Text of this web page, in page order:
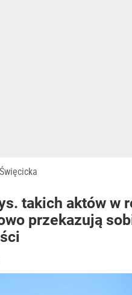
takich aktów w
przekazują